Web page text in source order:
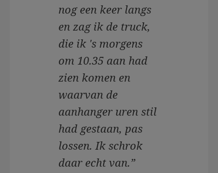
nog een keer langs
en zag ik de truck,
die ik 's morgens
om 10.35 aan had
zien komen en
waarvan de
aanhanger uren stil
had gestaan, pas
lossen. Ik schrok
daar echt van.”